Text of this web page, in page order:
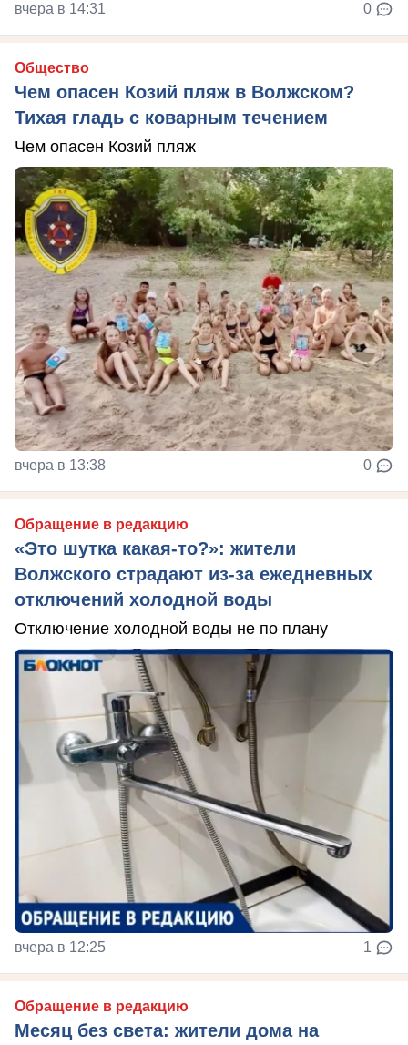
вчера в 14:31 0
Общество
Чем опасен Козий пляж в Волжском?
Тихая гладь с коварным течением
Чем опасен Козий пляж
вчера в 13:38 0
Обращение в редакцию
«Это шутка какая-то?»: жители
Волжского страдают из‑за ежедневных
отключений холодной воды
Отключение холодной воды не по плану
вчера в 12:25 1
Обращение в редакцию
Месяц без света: жители дома на